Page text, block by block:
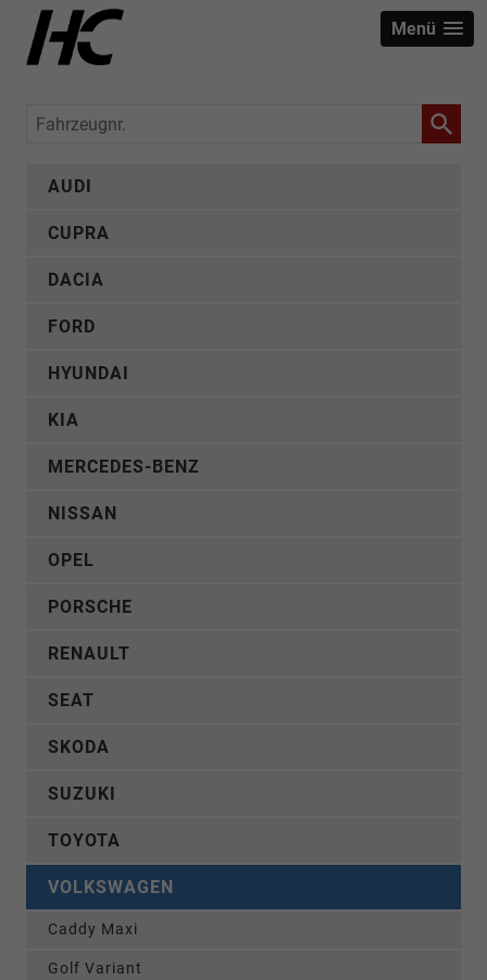
Menü
Fahrzeugnr.
AUDI
CUPRA
DACIA
FORD
HYUNDAI
KIA
MERCEDES-BENZ
NISSAN
OPEL
PORSCHE
RENAULT
SEAT
SKODA
SUZUKI
TOYOTA
VOLKSWAGEN
Caddy Maxi
Golf Variant